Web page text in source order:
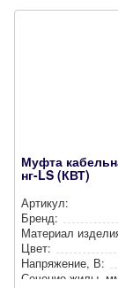
Муфта
нг-LS (КВТ)
Артикул:
Бренд:
Материал
Цвет:
Нап­ря­же­ние, В:
Сечение жилы,